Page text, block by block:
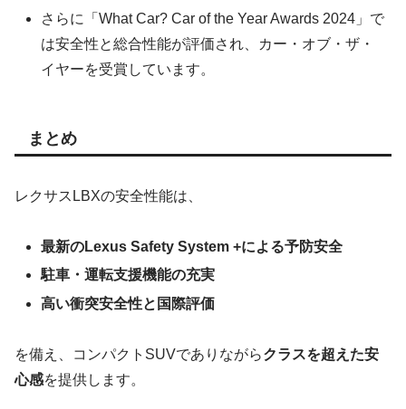
さらに「What Car? Car of the Year Awards 2024」で
は安全性と総合性能が評価され、カー・オブ・ザ・
イヤーを受賞しています。
まとめ
レクサスLBXの安全性能は、
最新のLexus Safety System +による予防安全
駐車・運転支援機能の充実
高い衝突安全性と国際評価
を備え、コンパクトSUVでありながらクラスを超えた安
心感を提供します。